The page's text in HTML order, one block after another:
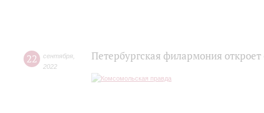
22 сентября
2022
Петербургская филармония